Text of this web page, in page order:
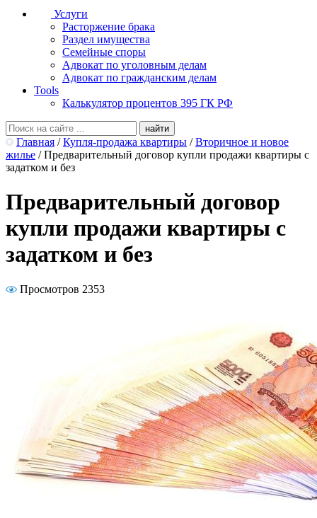
Услуги
Расторжение брака
Раздел имущества
Семейные споры
Адвокат по уголовным делам
Адвокат по гражданским делам
Tools
Калькулятор процентов 395 ГК РФ
Главная / Купля-продажа квартиры / Вторичное и новое
жилье / Предварительный договор купли продажи квартиры с
задатком и без
Предварительный договор
купли продажи квартиры с
задатком и без
Просмотров 2353